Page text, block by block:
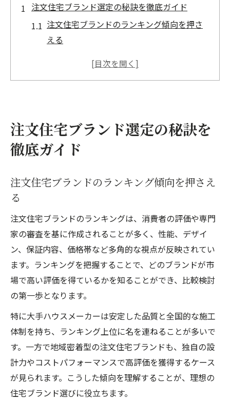
注文住宅ブランド選定の秘訣を徹底ガイド
注文住宅ブランドのランキング傾向を押さ
える
注文住宅ブランド比較で注目すべき評価基
注文住宅に適したハウスメーカーの特徴と
は
後悔しない注文住宅ブランド選びのコツ
注文住宅ブランド比較で重視すべき性能と
デザイン性で選ぶ注文住宅ブランドの魅力
注文住宅ブランドの保証やサポート体制を
比較
注文住宅ブランド一覧を活用した選び方
プロが選ぶ注文住宅ブランド比較のポイン
注文住宅選びで後悔しないためのポイント
注文住宅ブランド選びで失敗しやすい注意
点
やめた方がいいハウスメーカーの見極め方
注文住宅ブランドの違いとリスク回避策
注文住宅ブランド選定の秘訣を
徹底ガイド
注文住宅ブランドのランキング傾向を押さえ
る
注文住宅ブランドのランキングは、消費者の評価や専門
家の審査を基に作成されることが多く、性能、デザイ
ン、保証内容、価格帯など多角的な視点が反映されてい
ます。ランキングを把握することで、どのブランドが市
場で高い評価を得ているかを知ることができ、比較検討
の第一歩となります。
特に大手ハウスメーカーは安定した品質と全国的な施工
体制を持ち、ランキング上位に名を連ねることが多いで
す。一方で地域密着型の注文住宅ブランドも、独自の設
計力やコストパフォーマンスで高評価を獲得するケース
が見られます。こうした傾向を理解することが、理想の
住宅ブランド選びに役立ちます。